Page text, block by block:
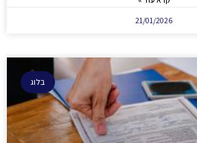
21/01/2026
בלוג